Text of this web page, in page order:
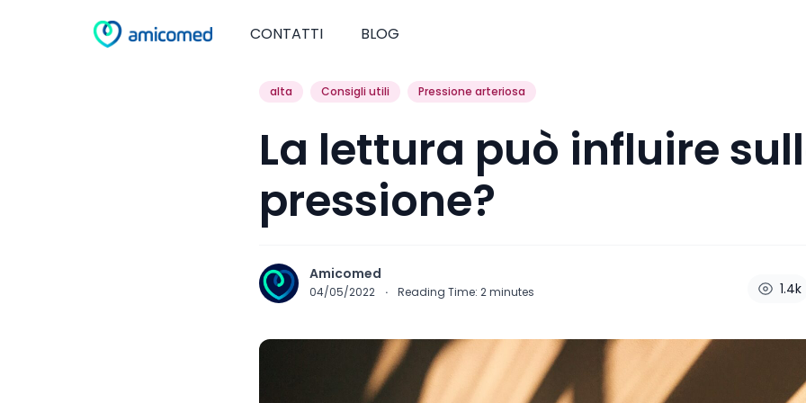
CONTATTI BLOG
alta Consigli utili Pressione arteriosa
La lettura può influire
pressione?
Amicomed
04/05/2022 · Reading Time: 2minutes 1.4k